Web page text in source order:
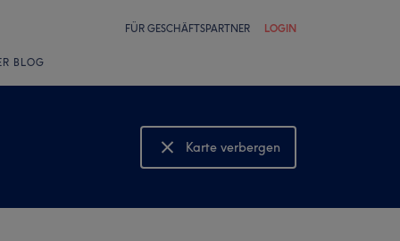
FÜR GESCHÄFTSPARTNER LOGIN
BLOG
Karte verbergen
Karte anzeigen